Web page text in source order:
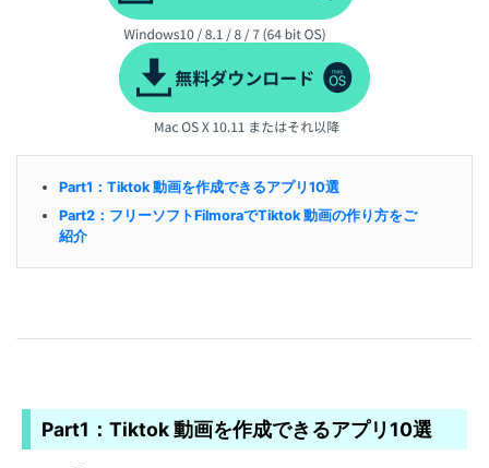
Part1：Tiktok 動画を作成できるアプリ10選
Part2：フリーソフトFilmoraでTiktok 動画の作り方をご
紹介
Part1：Tiktok 動画を作成できるアプリ10選